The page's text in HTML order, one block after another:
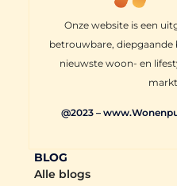
Onze website is een
betrouwbare, diepgaande
nieuwste woon- en
@2023 –
BLOG
Alle blogs